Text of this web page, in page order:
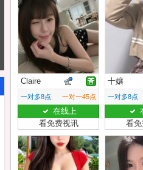
Claire
一对多8点 一对一45点
在线上
看免费视讯
十孃
一对多8点
看